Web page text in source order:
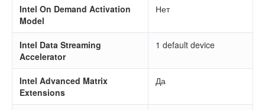
Intel On Demand Activation
Model
Нет
Intel Data Streaming
Accelerator
1 default device
Intel Advanced Matrix
Extensions
Да